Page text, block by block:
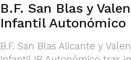
B.F. San Blas y
Infantil Autonómico
B.F. San Blas Alicante y